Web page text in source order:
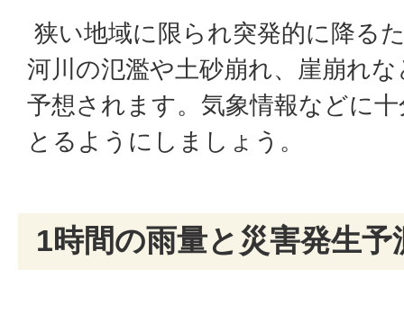
狭い地域に限られ突発的に降る
河川の氾濫や土砂崩れ、崖崩れ
予想されます。気象情報などに
とるようにしましょう。
1時間の雨量と災害発生予